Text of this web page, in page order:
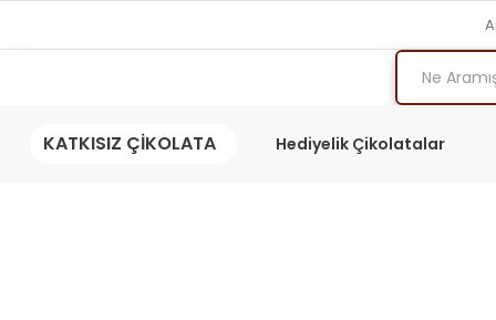
KATKISIZ ÇİKOLATA Hediyelik Çikolatalar